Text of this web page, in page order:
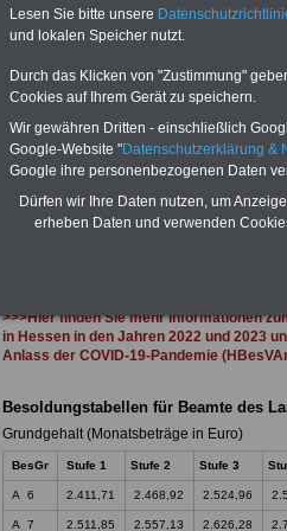
Ländern. Alle drei Ratgeber sind
gegliedert und erläutern auch
Sachverhalte verständlich (auch für
Hessengeeignet).DasBEHÖRDEN-
kann hier bestellt werden
ACHTUNG Neue Broschüre zum
Teilweise 5-stellige Nachzahlungen für
Beamtinnen & Beamte in Bund und
durch Neuordnung der amtsangemessen
Alimentation
>>>zur
>>>Hier finden Sie mehr Informationen
in Hessen in den Jahren 2022 und 2023
Anlass der COVID-19-Pandemie
Besoldungstabellen für Beamte des
Grundgehalt (Monatsbeträge in Euro)
BesGr Stufe 1 Stufe 2 Stufe 3
A 6 2.411,71 2.468,92 2.524,96
A 7 2.511,85 2.557,13 2.626,28
Lesen Sie bitte unsere
und lokalen Speicher nutzt.
Durch das Klicken von "Zustimmung"
Cookies auf Ihrem Gerät zu speichern.
Wir gewähren Dritten - einschließlich
Google-Website "Datenschutzerklärung &
Google ihre personenbezogenen Daten
Dürfen wir Ihre Daten nutzen, um
erheben Daten und verwenden